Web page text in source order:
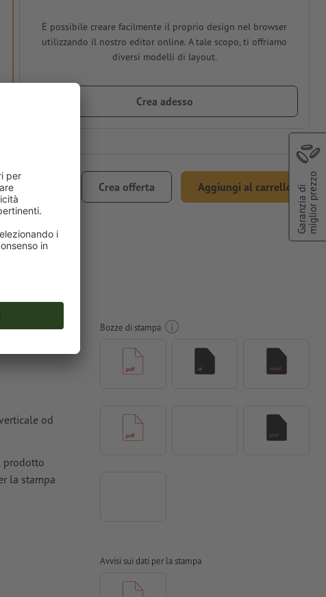
È possibile creare facilmente il proprio design nel browser
utilizzando il nostro editor online. A tale scopo, ti offriamo
diversi modelli di layout.
Crea adesso
incl. 22% IVA
€ 68,04 Crea offerta Aggiungi al carrello
CD,
od
prodotto
la stampa
Bozze di stampa
Avvisi sui dati per la stampa
Garanzia dimiglior prezzo